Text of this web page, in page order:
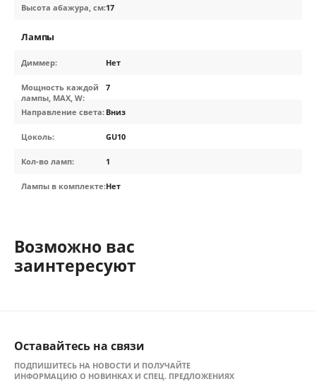
Высота абажура, см:17
Лампы
Диммер: Нет
Мощность каждой
лампы, MAX, W:
7
Направление света: Вниз
Цоколь: GU10
Кол-во ламп: 1
Лампы в комплекте:Нет
Возможно вас
заинтересуют
Оставайтесь на связи
ПОДПИШИТЕСЬ НА НОВОСТИ И ПОЛУЧАЙТЕ
ИНФОРМАЦИЮ О НОВИНКАХ И СПЕЦ. ПРЕДЛОЖЕНИЯХ